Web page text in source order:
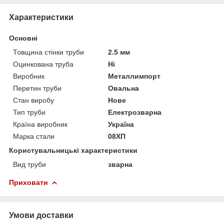
Характеристики
Основні
Товщина стінки труби
2.5 мм
Оцинкована труба
Ні
Виробник
Металлимпорт
Перетин труби
Овальна
Стан виробу
Нове
Тип труби
Електрозварна
Країна виробник
Україна
Марка стали
08ХП
Користувальницькі характеристики
Вид труби
зварна
Приховати
Умови доставки